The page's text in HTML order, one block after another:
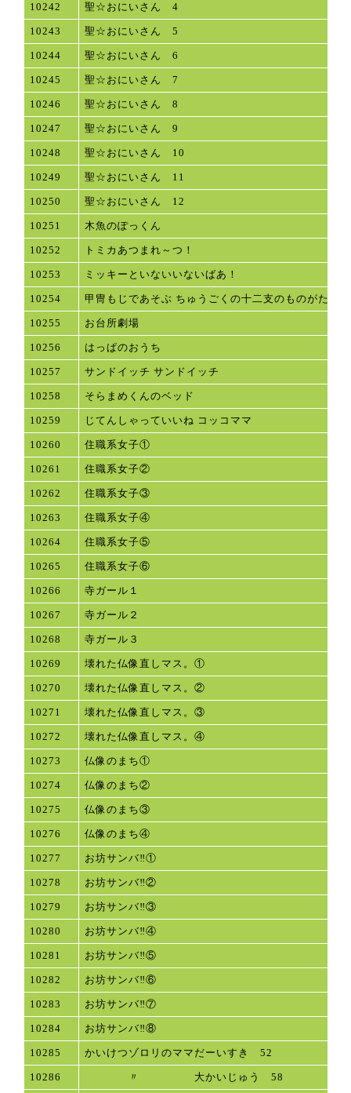
10242 聖☆おにいさん 4
10243 聖☆おにいさん 5
10244 聖☆おにいさん 6
10245 聖☆おにいさん 7
10246 聖☆おにいさん 8
10247 聖☆おにいさん 9
10248 聖☆おにいさん 10
10249 聖☆おにいさん 11
10250 聖☆おにいさん 12
10251 木魚のぽっくん
10252 トミカあつまれ～つ！
10253 ミッキーといないいないばあ！
10254 甲冑もじであそぶ ちゅうごくの十二支のものがたり
10255 お台所劇場
10256 はっぱのおうち
10257 サンドイッチ サンドイッチ
10258 そらまめくんのベッド
10259 じてんしゃっていいね コッコママ
10260 住職系女子①
10261 住職系女子②
10262 住職系女子③
10263 住職系女子④
10264 住職系女子⑤
10265 住職系女子⑥
10266 寺ガール１
10267 寺ガール２
10268 寺ガール３
10269 壊れた仏像直しマス。①
10270 壊れた仏像直しマス。②
10271 壊れた仏像直しマス。③
10272 壊れた仏像直しマス。④
10273 仏像のまち①
10274 仏像のまち②
10275 仏像のまち③
10276 仏像のまち④
10277 お坊サンバ‼①
10278 お坊サンバ‼②
10279 お坊サンバ‼③
10280 お坊サンバ‼④
10281 お坊サンバ‼⑤
10282 お坊サンバ‼⑥
10283 お坊サンバ‼⑦
10284 お坊サンバ‼⑧
10285 かいけつゾロリのママだーいすき 52
10286 〃 大かいじゅう 58